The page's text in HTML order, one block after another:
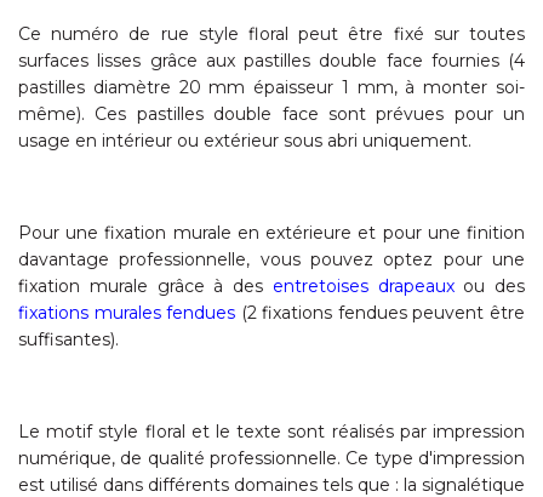
Ce numéro de rue style floral peut être fixé sur toutes
surfaces lisses grâce aux pastilles double face fournies (4
pastilles diamètre 20 mm épaisseur 1 mm, à monter soi-
même). Ces pastilles double face sont prévues pour un
usage en intérieur ou extérieur sous abri uniquement.
Pour une fixation murale en extérieure et pour une finition
davantage professionnelle, vous pouvez optez pour une
fixation murale grâce à des entretoises drapeauxou des
fixations murales fendues (2 fixations fendues peuvent être
suffisantes).
Le motif style floral et le texte sont réalisés par impression
numérique, de qualité professionnelle. Ce type d'impression
est utilisé dans différents domaines tels que : la signalétique